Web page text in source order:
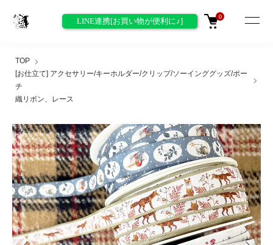
LINE連携[お買い物が便利に♪] 0
TOP
[お仕立て] アクセサリー/キーホルダー/クリップ/ソーインググッズ/ポー
チ
織リボン、レース